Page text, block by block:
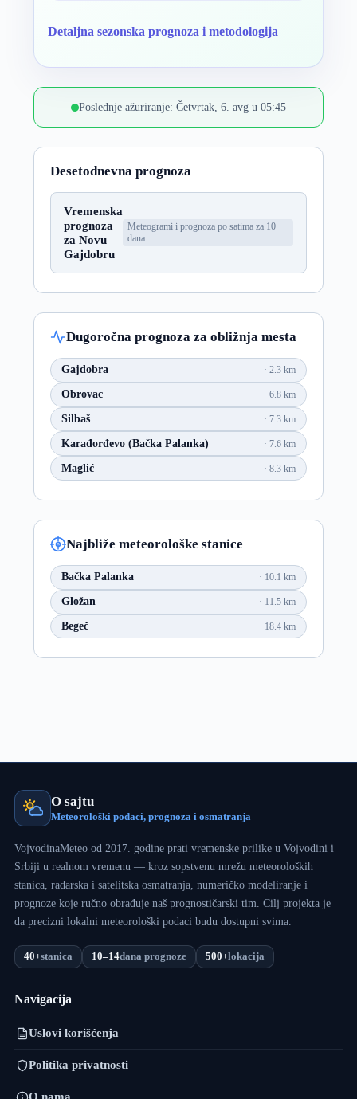
Detaljna sezonska prognoza i metodologija
Poslednje ažuriranje: Četvrtak, 6. avg u 05:45
Desetodnevna prognoza
Vremenska
prognoza
za Novu
Gajdobru
Meteogrami i prognoza po satima za 10
dana
Dugoročna prognoza za obližnja mesta
Gajdobra 2.3 km
Obrovac 6.8 km
Silbaš 7.3 km
Karađorđevo (Bačka Palanka) 7.6 km
Maglić 8.3 km
Najbliže meteorološke stanice
Bačka Palanka 10.1 km
Gložan 11.5 km
Begeč 18.4 km
O sajtu
Meteorološki podaci, prognoza i osmatranja
VojvodinaMeteo od 2017. godine prati vremenske prilike u Vojvodini i
Srbiji u realnom vremenu — kroz sopstvenu mrežu meteoroloških
stanica, radarska i satelitska osmatranja, numeričko modeliranje i
prognoze koje ručno obrađuje naš prognostičarski tim. Cilj projekta je
da precizni lokalni meteorološki podaci budu dostupni svima.
40+stanica 10–14dana prognoze 500+lokacija
Navigacija
Uslovi korišćenja
Politika privatnosti